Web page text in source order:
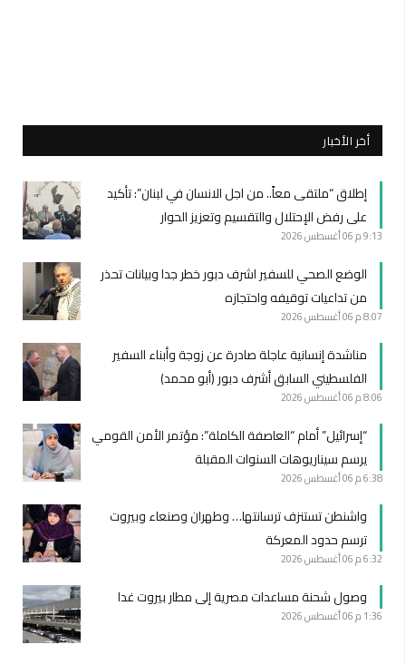
أخر الأخبار
إطلاق “ملتقى معاً.. من اجل الانسان في لبنان”: تأكيد
على رفض الإحتلال والتقسيم وتعزيز الحوار
9:13 م 06 أغسطس 2026
الوضع الصحي للسفير اشرف دبور خطر جدا وبيانات تحذر
من تداعيات توقيفه واحتجازه
8:07 م 06 أغسطس 2026
مناشدة إنسانية عاجلة صادرة عن زوجة وأبناء السفير
الفلسطيني السابق أشرف دبور (أبو محمد)
8:06 م 06 أغسطس 2026
“إسرائيل” أمام “العاصفة الكاملة”: مؤتمر الأمن القومي
يرسم سيناريوهات السنوات المقبلة
6:38 م 06 أغسطس 2026
واشنطن تستنزف ترسانتها… وطهران وصنعاء وبيروت
ترسم حدود المعركة
6:32 م 06 أغسطس 2026
وصول شحنة مساعدات مصرية إلى مطار بيروت غدا
1:36 م 06 أغسطس 2026